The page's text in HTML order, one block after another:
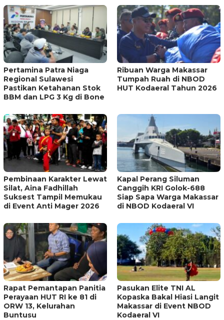
Pertamina Patra Niaga
Regional Sulawesi
Pastikan Ketahanan Stok
BBM dan LPG 3 Kg di Bone
Ribuan Warga Makassar
Tumpah Ruah di NBOD
HUT Kodaeral Tahun 2026
Pembinaan Karakter Lewat
Silat, Aina Fadhillah
Suksest Tampil Memukau
di Event Anti Mager 2026
Kapal Perang Siluman
Canggih KRI Golok-688
Siap Sapa Warga Makassar
di NBOD Kodaeral VI
Rapat Pemantapan Panitia
Perayaan HUT RI ke 81 di
ORW 13, Kelurahan
Buntusu
Pasukan Elite TNI AL
Kopaska Bakal Hiasi Langit
Makassar di Event NBOD
Kodaeral VI